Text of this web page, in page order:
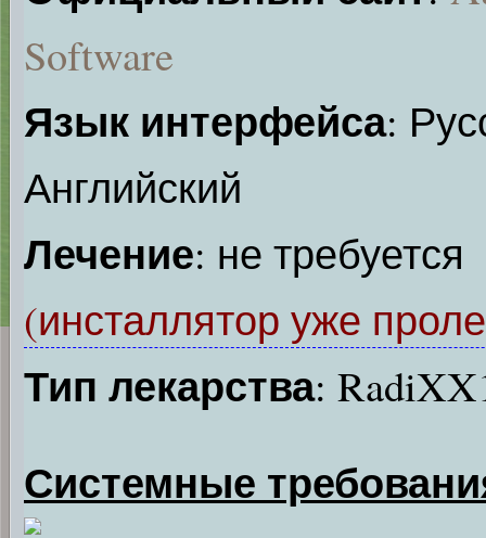
Software
Язык интерфейса:
Английский
Лечение: не требуется
(инсталлятор уже
Тип лекарства:
Системные